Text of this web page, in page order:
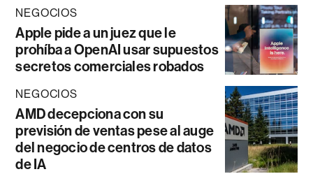
NEGOCIOS
Apple pide a un juez que le
prohíba a OpenAI usar supuestos
secretos comerciales robados
NEGOCIOS
AMD decepciona con su
previsión de ventas pese al auge
del negocio de centros de datos
de IA